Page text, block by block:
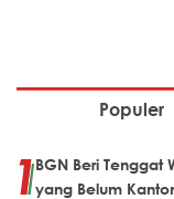
Populer
BGN Beri Tenggat
yang Belum